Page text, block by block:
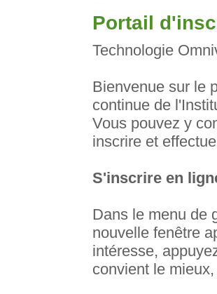
Portail
Technologie
Bienvenue sur le
continue de
Vous pouvez y
inscrire et
S'inscrire en
Dans le menu de
nouvelle fenêtre
intéresse,
convient le